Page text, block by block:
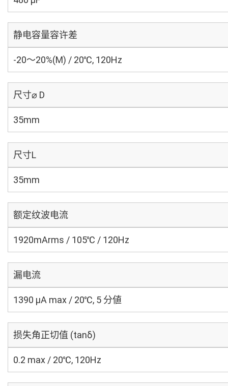
静电容量容许差
-20～20%(M) / 20℃, 120Hz
尺寸⌀ D
35mm
尺寸L
35mm
额定纹波电流
1920mArms / 105℃ / 120Hz
漏电流
1390 μA max / 20℃, 5 分値
损失角正切值 (tanδ)
0.2 max / 20℃, 120Hz